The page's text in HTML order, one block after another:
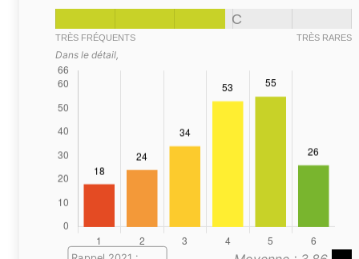
C
TRÈS FRÉQUENTS TRÈS RARES
Dans le détail,